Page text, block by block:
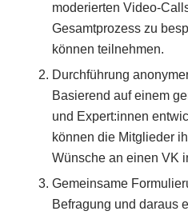
moderierten Video-
Gesamtprozess zu
können teilnehmen.
Durchführung
Basierend auf einem
und Expert:innen
können die Mitglieder
Wünsche an einen VK
Gemeinsame
Befragung und daraus